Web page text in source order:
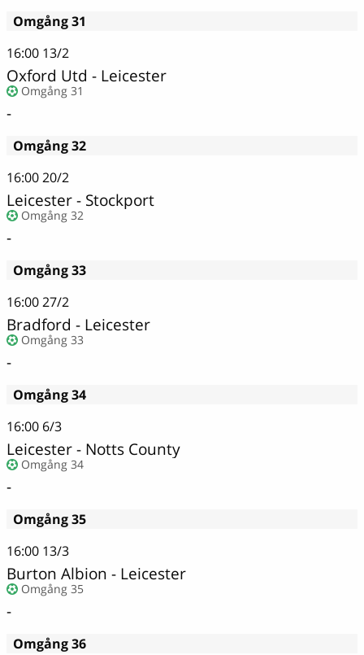
Omgång 31
16:00 13/2
Oxford Utd - Leicester
Omgång 31
-
Omgång 32
16:0020/2
Leicester - Stockport
Omgång 32
-
Omgång 33
16:0027/2
Bradford - Leicester
Omgång 33
-
Omgång 34
16:00 6/3
Leicester - Notts County
Omgång 34
-
Omgång 35
16:00 13/3
Burton Albion - Leicester
Omgång 35
-
Omgång 36